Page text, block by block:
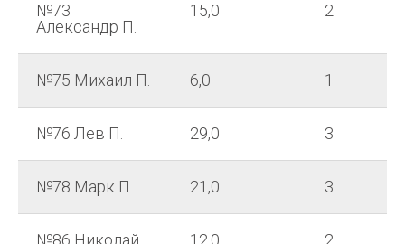
№73
Александр П.
15,0 2
№75 Михаил П. 6,0 1
№76 Лев П. 29,0 3
№78 Марк П. 21,0 3
№86 Николай 12,0 2